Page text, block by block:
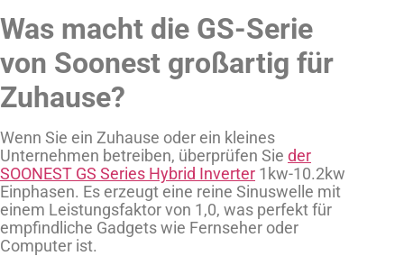
Was macht die GS-Serie
von Soonest großartig für
Zuhause?
Wenn Sie ein Zuhause oder ein kleines
Unternehmen betreiben, überprüfen Sie der
SOONEST GS Series Hybrid Inverter 1kw-10.2kw
Einphasen. Es erzeugt eine reine Sinuswelle mit
einem Leistungsfaktor von 1,0, was perfekt für
empfindliche Gadgets wie Fernseher oder
Computer ist.